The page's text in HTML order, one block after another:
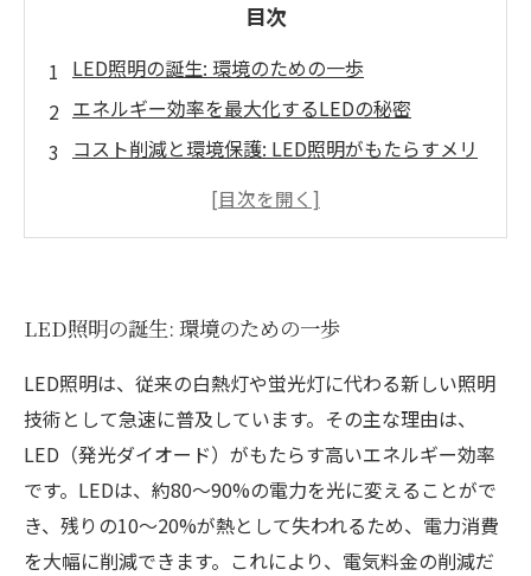
目次
LED照明の誕生: 環境のための一歩
エネルギー効率を最大化するLEDの秘密
コスト削減と環境保護: LED照明がもたらすメリ
LED照明の誕生: 環境のための一歩
LED照明は、従来の白熱灯や蛍光灯に代わる新しい照明
技術として急速に普及しています。その主な理由は、
LED（発光ダイオード）がもたらす高いエネルギー効率
です。LEDは、約80〜90%の電力を光に変えることがで
き、残りの10〜20%が熱として失われるため、電力消費
を大幅に削減できます。これにより、電気料金の削減だ